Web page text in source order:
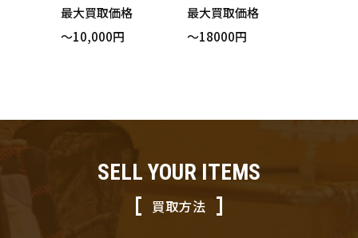
ラヴァーニ WW2S0
CC9 ショートブー
最大買取価格
～10,000円
ラヴァーニ パンプ
ス ロックスタッズ
最大買取価格
～18000円
SELL YOUR ITEMS
買取方法